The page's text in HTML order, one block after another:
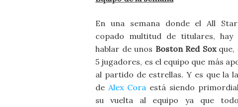
En una semana donde el All
copado multitud de titulares, hay
hablar de unos Boston Red Sox que,
5 jugadores, es el equipo que más
al partido de estrellas. Y es que la
de Alex Cora está siendo
su vuelta al equipo ya que